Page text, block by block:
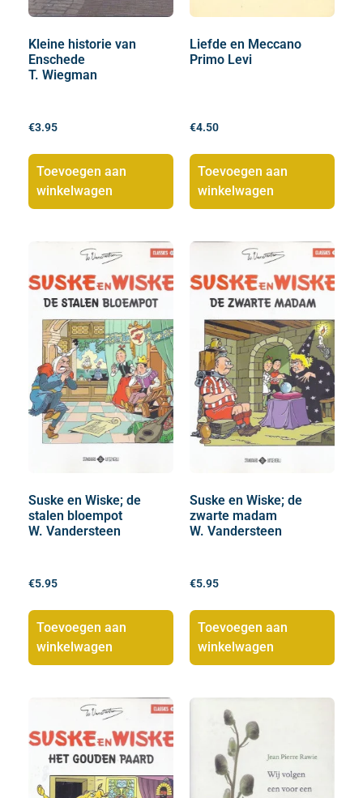
Kleine historie van
Enschede
T. Wiegman
€3.95
Toevoegen aan
winkelwagen
Liefde en Meccano
Primo Levi
€4.50
Toevoegen aan
winkelwagen
Suske en Wiske; de
stalen bloempot
W. Vandersteen
€5.95
Toevoegen aan
winkelwagen
Suske en Wiske; de
zwarte madam
W. Vandersteen
€5.95
Toevoegen aan
winkelwagen